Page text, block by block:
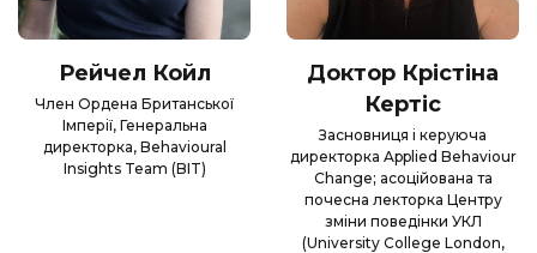
Рейчел Койл
Член Ордена Британської
Імперії, Генеральна
директорка, Behavioural
Insights Team (BIT)
Доктор Крістіна
Кертіс
Засновниця і керуюча
директорка Applied Behaviour
Change; асоційована та
почесна лекторка Центру
зміни поведінки УКЛ
(University College London,